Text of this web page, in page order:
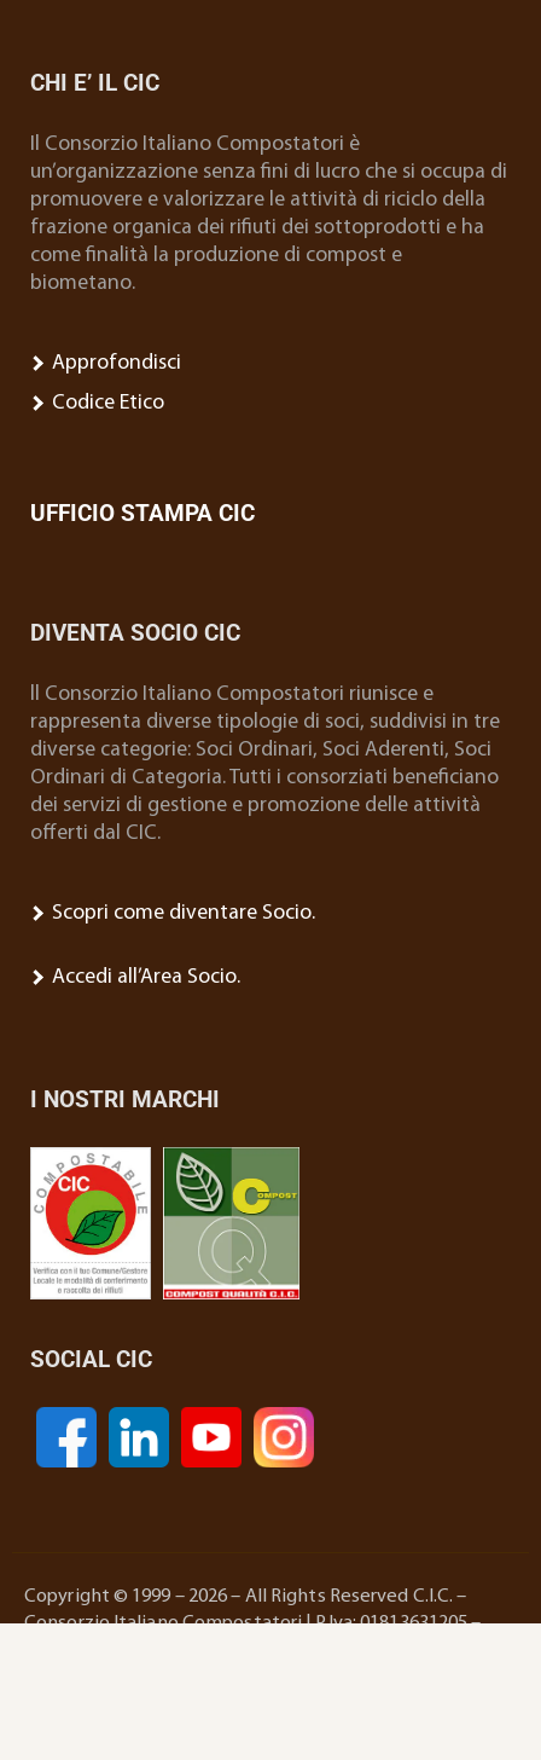
CHI E’ IL CIC
Il Consorzio Italiano Compostatori è
un’organizzazione senza fini di lucro che si occupa di
promuovere e valorizzare le attività di riciclo della
frazione organica dei rifiuti dei sottoprodotti e ha
come finalità la produzione di compost e
biometano.
Approfondisci
Codice Etico
UFFICIO STAMPA CIC
DIVENTA SOCIO CIC
ll Consorzio Italiano Compostatori riunisce e
rappresenta diverse tipologie di soci, suddivisi in tre
diverse categorie: Soci Ordinari, Soci Aderenti, Soci
Ordinari di Categoria. Tutti i consorziati beneficiano
dei servizi di gestione e promozione delle attività
offerti dal CIC.
Scopri come diventare Socio.
Accedi all’Area Socio.
I NOSTRI MARCHI
SOCIAL CIC
Copyright © 1999 – 2026 – All Rights Reserved C.I.C. –
Consorzio Italiano Compostatori | P.Iva: 01813631205 –